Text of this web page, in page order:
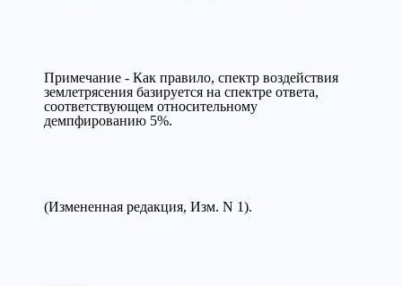
Примечание - Как правило, спектр воздействия
землетрясения базируется на спектре ответа,
соответствующем относительному
демпфированию 5%.
(Измененная редакция, Изм. N 1).